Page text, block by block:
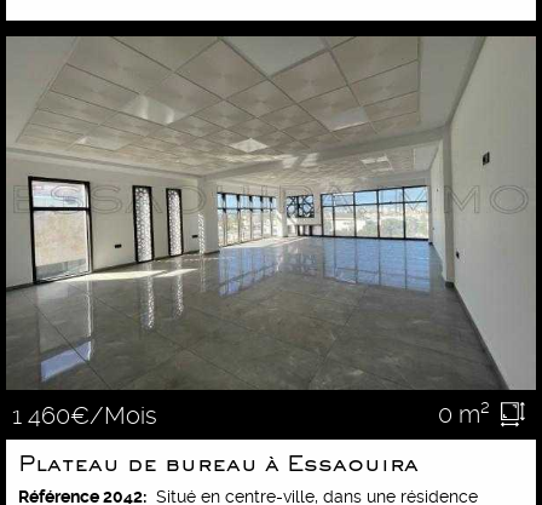
1 460€/Mois 0 m²
Plateau de bureau à Essaouira
Référence 2042: Situé en centre-ville, dans une résidence